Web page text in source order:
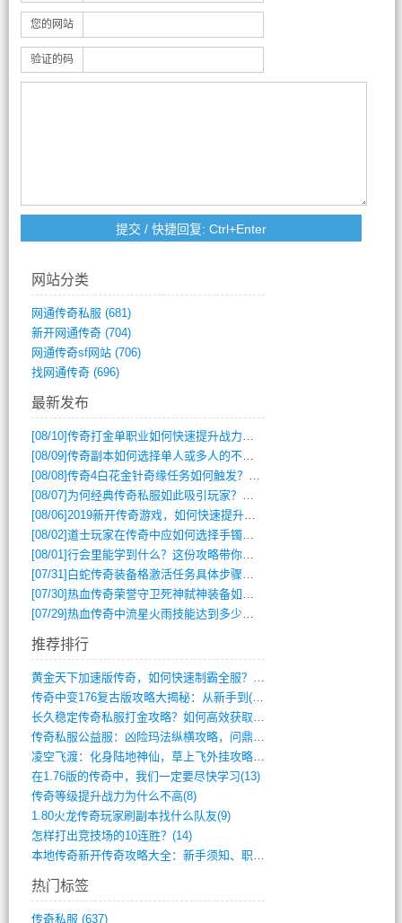
您的网站
验证的码
网站分类
网通传奇私服 (681)
新开网通传奇(704)
网通传奇sf网站(706)
找网通传奇(696)
最新发布
[08/10]传奇打金单职业如何快速提升战力与装备获取？
[08/09]传奇副本如何选择单人或多人的不同模式？
[08/08]传奇4白花金针奇缘任务如何触发？完整攻略解析
[08/07] 为何经典传奇私服如此吸引玩家？深度攻略解析
[08/06]2019新开传奇游戏，如何快速提升角色等级？
[08/02]道士玩家在传奇中应如何选择手镯装备？
[08/01]行会里能学到什么？这份攻略带你全掌握
[07/31] 白蛇传奇装备格激活任务具体步骤是什么？如何完成？
[07/30]热血传奇荣誉守卫死神弑神装备如何获取与佩戴攻略？
[07/29]热血传奇中流星火雨技能达到多少级可以开始练装备？
推荐排行
黄金天下加速版传奇，如何快速制霸全服？(948)
传奇中变176复古版攻略大揭秘：从新手到(344)
长久稳定传奇私服打金攻略？如何高效获取资(415)
传奇私服公益服：凶险玛法纵横攻略，问鼎巅(840)
凌空飞渡：化身陆地神仙，草上飞外挂攻略(341)
在1.76版的传奇中，我们一定要尽快学习(13)
传奇等级提升战力为什么不高(8)
1.80火龙传奇玩家刷副本找什么队友(9)
怎样打出竞技场的10连胜？(14)
本地传奇新开传奇攻略大全：新手须知、职业(568)
热门标签
传奇私服 (637)